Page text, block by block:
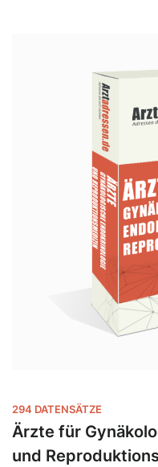
294 DATENSÄTZE
Ärzte für
und